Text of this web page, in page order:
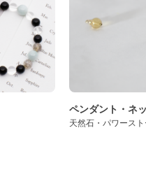
ペンダント・ネ
天然石・パワース